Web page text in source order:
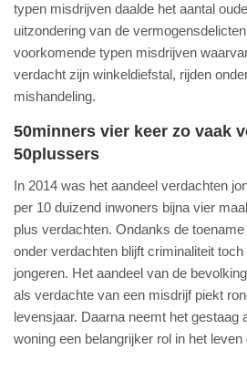
typen misdrijven daalde het aantal
uitzondering van de
voorkomende typen misdrijven
verdacht zijn winkeldiefstal, rijden
mishandeling.
50minners vier keer zo vaak
50plussers
In 2014 was het aandeel verdachten
per 10 duizend inwoners bijna vier
plus verdachten. Ondanks de
onder verdachten blijft criminaliteit
jongeren. Het aandeel van de
als verdachte van een misdrijf piekt
levensjaar. Daarna neemt het gestaag
woning een belangrijker rol in het leven